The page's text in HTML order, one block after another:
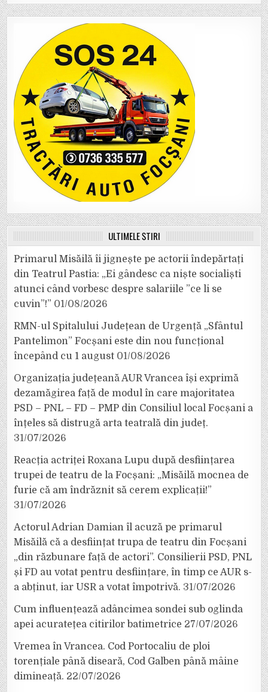
ULTIMELE ȘTIRI
Primarul Misăilă îi jignește pe actorii îndepărtați
din Teatrul Pastia: „Ei gândesc ca niște socialiști
atunci când vorbesc despre salariile ”ce li se
cuvin”!” 01/08/2026
RMN-ul Spitalului Județean de Urgență „Sfântul
Pantelimon” Focșani este din nou funcțional
începând cu 1 august 01/08/2026
Organizația județeană AUR Vrancea își exprimă
dezamăgirea față de modul în care majoritatea
PSD – PNL – FD – PMP din Consiliul local Focșani a
înțeles să distrugă arta teatrală din județ.
31/07/2026
Reacția actriței Roxana Lupu după desființarea
trupei de teatru de la Focșani: „Misăilă mocnea de
furie că am îndrăznit să cerem explicații!”
31/07/2026
Actorul Adrian Damian îl acuză pe primarul
Misăilă că a desființat trupa de teatru din Focșani
„din răzbunare față de actori”. Consilierii PSD, PNL
și FD au votat pentru desființare, în timp ce AUR s-
a abținut, iar USR a votat împotrivă. 31/07/2026
Cum influențează adâncimea sondei sub oglinda
apei acuratețea citirilor batimetrice 27/07/2026
Vremea în Vrancea. Cod Portocaliu de ploi
torențiale până diseară, Cod Galben până mâine
dimineață. 22/07/2026